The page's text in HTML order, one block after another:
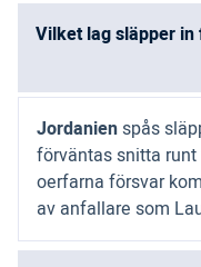
Vilket lag släpper
Jordanienspås
förväntas snitta
oerfarna försvar
av anfallare som